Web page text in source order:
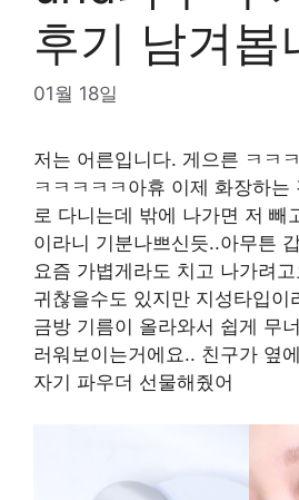
후기 남겨봅
01월 18일
저는 어른입니다. 게으른 ㅋㅋ
ㅋㅋㅋㅋㅋ아휴 이제 화장하는
로 다니는데 밖에 나가면 저 빼
이라니 기분나쁘신듯..아무튼
요즘 가볍게라도 치고 나가려
귀찮을수도 있지만 지성타입이
금방 기름이 올라와서 쉽게 무
러워보이는거에요.. 친구가 옆
자기 파우더 선물해줬어